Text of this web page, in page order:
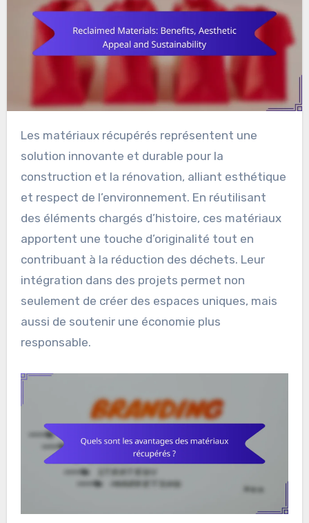
Les matériaux récupérés représentent une
solution innovante et durable pour la
construction et la rénovation, alliant esthétique
et respect de l’environnement. En réutilisant
des éléments chargés d’histoire, ces matériaux
apportent une touche d’originalité tout en
contribuant à la réduction des déchets. Leur
intégration dans des projets permet non
seulement de créer des espaces uniques, mais
aussi de soutenir une économie plus
responsable.